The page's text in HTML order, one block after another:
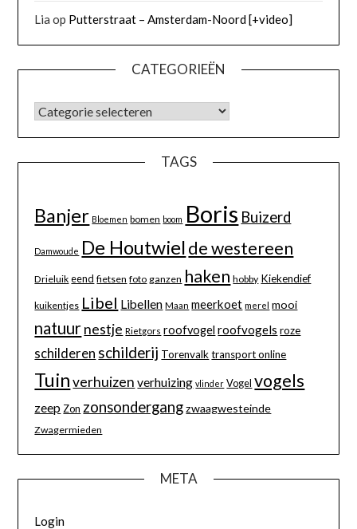
Lia op Putterstraat – Amsterdam-Noord [+video]
CATEGORIEËN
TAGS
Banjer Bloemen bomen boom Boris Buizerd
Damwoude De Houtwielde westereen
Drieluik eend fietsen foto ganzen haken hobby Kiekendief
kuikentjes Libel Libellen Maan meerkoet merel mooi
natuurnestje Rietgors roofvogel roofvogels roze
schilderen schilderij Torenvalk transport online
Tuin verhuizen verhuizing vlinder Vogel vogels
zeep Zon zonsondergang zwaagwesteinde
Zwagermieden
META
Login